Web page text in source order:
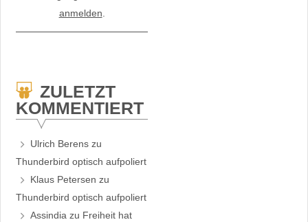
anmelden
ZULETZT
KOMMENTIERT
Ulrich Berens zu
Thunderbird optisch aufpoliert
Klaus Petersen zu
Thunderbird optisch aufpoliert
Assindia zu Freiheit hat